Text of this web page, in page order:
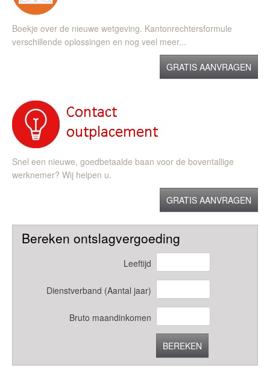
Boekje over de nieuwe wetgeving. Kantonrechtersformule
verschillende oplossingen en nog veel meer...
GRATIS AANVRAGEN
Snel een nieuwe, goedbetaalde baan voor de boventallige
werknemer? Wij helpen u.
GRATIS AANVRAGEN
Bereken ontslagvergoeding
Leeftijd
Dienstverband (Aantal jaar)
Bruto maandinkomen
BEREKEN